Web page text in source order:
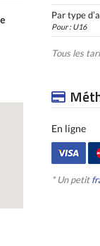
Par type
Pour : U16
Tous les
En ligne
* Un petit